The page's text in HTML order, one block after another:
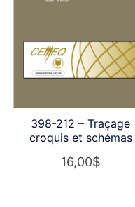
398-212 – Traçage
croquis et schémas
16,00$